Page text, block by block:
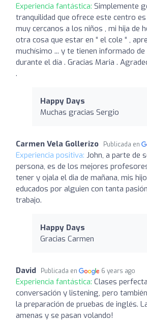
Experiencia fantástica: Simplemente
tranquilidad que ofrece este centro
muy cercanos a los niños , mi hija de
otra cosa que estar en “ el cole “ ,
muchísimo ... y te tienen informado
durante el día . Gracias Maria .
.
Happy Days
Muchas gracias Sergio
Carmen Vela Gollerizo Publicada en
Experiencia positiva: John, a parte de
persona, es de los mejores
tener y ojala el dia de mañana, mis
educados por alguien con tanta
trabajo.
Happy Days
Gracias Carmen
David Publicada en 6 years ago
Experiencia fantástica: Clases
conversación y listening, pero
la preparación de pruebas de inglés.
amenas y se pasan volando!